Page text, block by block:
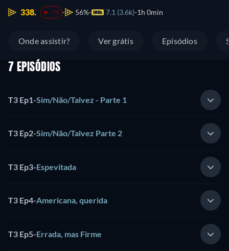
338. -71 56% 7.1 (3.6k) 1h 0min
Onde assistir? Ver grátis Episódios
7 EPISÓDIOS
T3 Ep1-Sim/Não/Talvez - Parte 1
T3 Ep2-Sim/Não/Talvez Parte 2
T3 Ep3-Espevitada
T3 Ep4-Americana, querida
T3 Ep5-Errada, mas Firme